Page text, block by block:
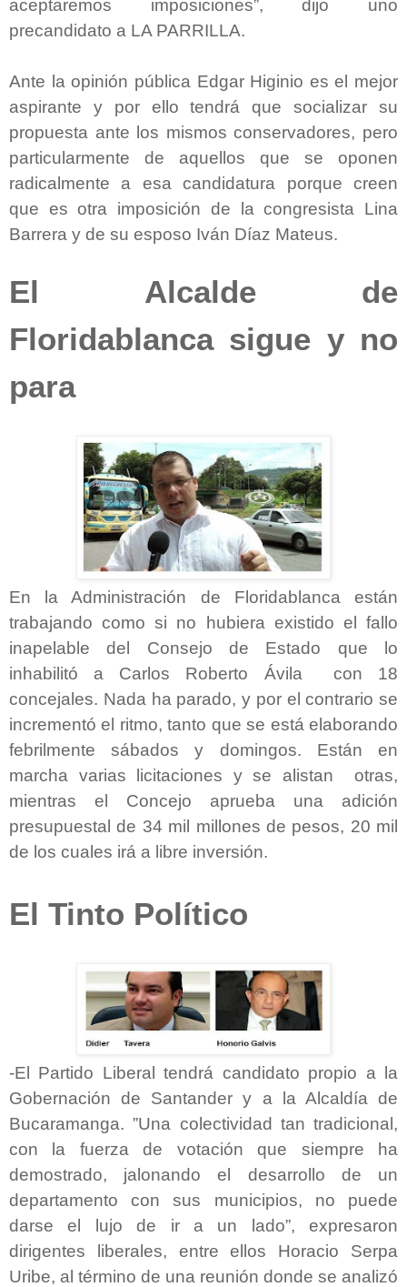
aceptaremos imposiciones”, dijo uno
precandidato a LA PARRILLA.
Ante la opinión pública Edgar Higinio es el mejor
aspirante y por ello tendrá que socializar su
propuesta ante los mismos conservadores, pero
particularmente de aquellos que se oponen
radicalmente a esa candidatura porque creen
que es otra imposición de la congresista Lina
Barrera y de su esposo Iván Díaz Mateus.
El Alcalde de
Floridablanca sigue y no
para
En la Administración de Floridablanca están
trabajando como si no hubiera existido el fallo
inapelable del Consejo de Estado que lo
inhabilitó a Carlos Roberto Ávila con 18
concejales. Nada ha parado, y por el contrario se
incrementó el ritmo, tanto que se está elaborando
febrilmente sábados y domingos. Están en
marcha varias licitaciones y se alistan otras,
mientras el Concejo aprueba una adición
presupuestal de 34 mil millones de pesos, 20 mil
de los cuales irá a libre inversión.
El Tinto Político
-El Partido Liberal tendrá candidato propio a la
Gobernación de Santander y a la Alcaldía de
Bucaramanga. ”Una colectividad tan tradicional,
con la fuerza de votación que siempre ha
demostrado, jalonando el desarrollo de un
departamento con sus municipios, no puede
darse el lujo de ir a un lado”, expresaron
dirigentes liberales, entre ellos Horacio Serpa
Uribe, al término de una reunión donde se analizó